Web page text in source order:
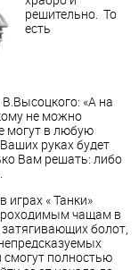
решительно. То
есть
«А на
не можно
могут в любую
руках будет
Вам решать: либо
играх « Танки»
чащам в
болот,
полностью